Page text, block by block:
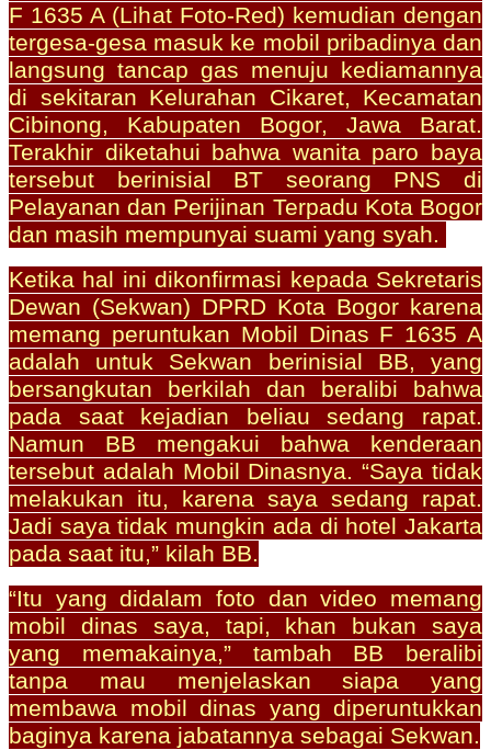
F 1635 A (Lihat Foto-Red) kemudian dengan
tergesa-gesa masuk ke mobil pribadinya dan
langsung tancap gas menuju kediamannya
di sekitaran Kelurahan Cikaret, Kecamatan
Cibinong, Kabupaten Bogor, Jawa Barat.
Terakhir diketahui bahwa wanita paro baya
tersebut berinisial BT seorang PNS di
Pelayanan dan Perijinan Terpadu Kota Bogor
dan masih mempunyai suami yang syah.
Ketika hal ini dikonfirmasi kepada Sekretaris
Dewan (Sekwan) DPRD Kota Bogor karena
memang peruntukan Mobil Dinas F 1635 A
adalah untuk Sekwan berinisial BB, yang
bersangkutan berkilah dan beralibi bahwa
pada saat kejadian beliau sedang rapat.
Namun BB mengakui bahwa kenderaan
tersebut adalah Mobil Dinasnya. “Saya tidak
melakukan itu, karena saya sedang rapat.
Jadi saya tidak mungkin ada di hotel Jakarta
pada saat itu,” kilah BB.
“Itu yang didalam foto dan video memang
mobil dinas saya, tapi, khan bukan saya
yang memakainya,” tambah BB beralibi
tanpa mau menjelaskan siapa yang
membawa mobil dinas yang diperuntukkan
baginya karena jabatannya sebagai Sekwan.